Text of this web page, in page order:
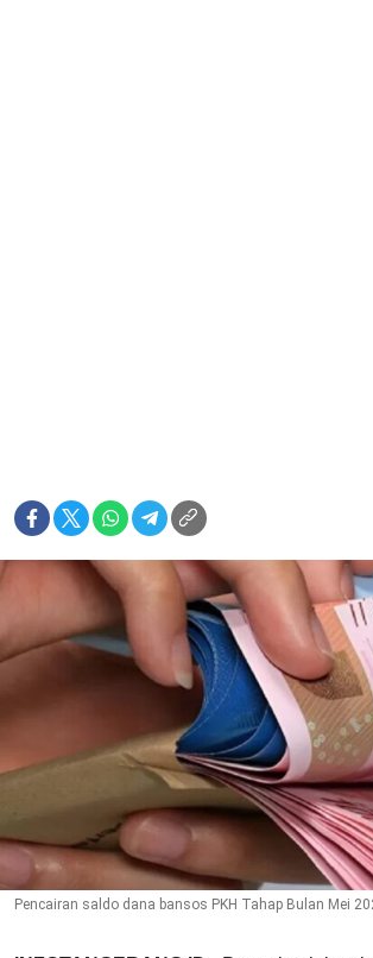
Pencairan saldo dana bansos PKH Tahap Bulan Mei